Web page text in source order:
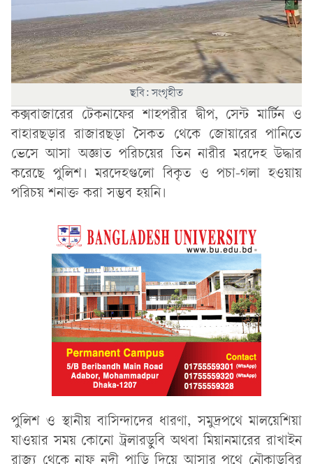
ছবি: সংগৃহীত
কক্সবাজারের টেকনাফের শাহপরীর দ্বীপ, সেন্ট মার্টিন ও
বাহারছড়ার রাজারছড়া সৈকত থেকে জোয়ারের পানিতে
ভেসে আসা অজ্ঞাত পরিচয়ের তিন নারীর মরদেহ উদ্ধার
করেছে পুলিশ। মরদেহগুলো বিকৃত ও পচা-গলা হওয়ায়
পরিচয় শনাক্ত করা সম্ভব হয়নি।
পুলিশ ও স্থানীয় বাসিন্দাদের ধারণা, সমুদ্রপথে মালয়েশিয়া
যাওয়ার সময় কোনো ট্রলারডুবি অথবা মিয়ানমারের রাখাইন